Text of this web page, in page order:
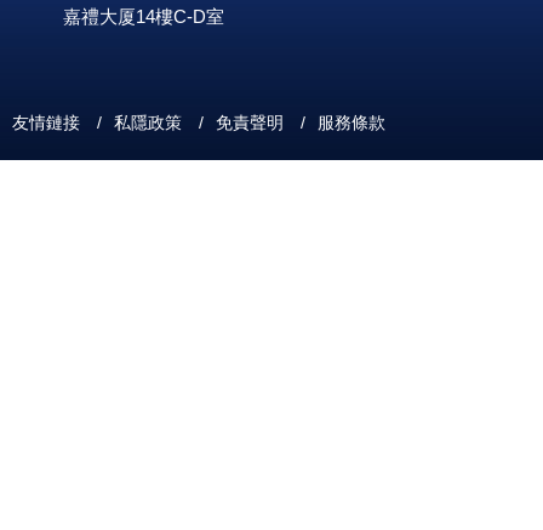
嘉禮大厦14樓C-D室
友情鏈接 / 私隱政策 / 免責聲明 / 服務條款